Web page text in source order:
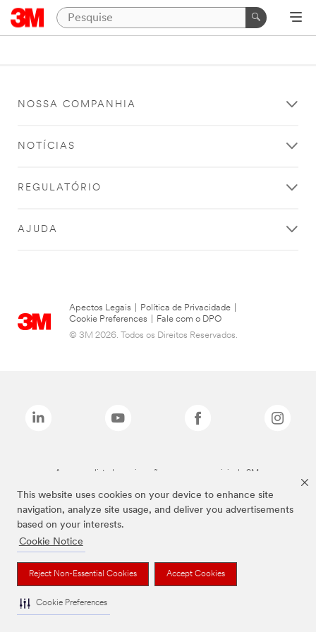
This website uses cookies on your device to enhance site
navigation, analyze site usage, and deliver you advertisements
based on your interests.
Cookie Notice
Reject Non-Essential Cookies Accept Cookies
Cookie Preferences
NOSSA COMPANHIA
NOTÍCIAS
REGULATÓRIO
AJUDA
Apectos Legais Política de Privacidade
Cookie Preferences
Fale com o DPO
© 3M 2026. Todos os Direitos Reservados.
As marcas listadas a cima são marcas comerciais da 3M.